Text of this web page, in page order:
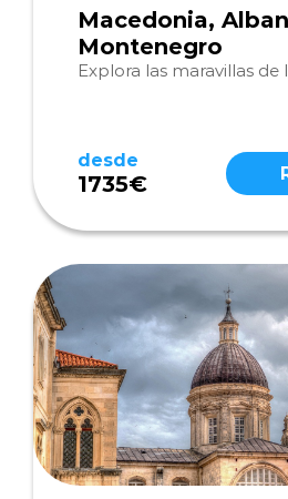
Macedonia,
Montenegro
Explora las maravillas de
desde
1735€